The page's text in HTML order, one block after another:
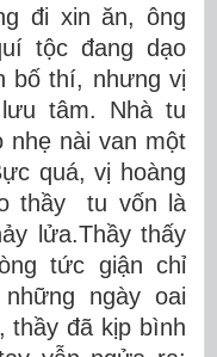
đi xin ăn, ông
tộc đang dạo
bố thí, nhưng vị
tâm. Nhà tu
nhẹ nài van một
quá, vị hoàng
thầy tu vốn là
lửa.Thầy thấy
tức giận chỉ
ngày oai
thầy đã kịp bình